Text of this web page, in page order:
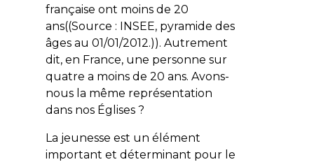
française ont moins de 20
ans((Source : INSEE, pyramide des
âges au 01/01/2012.)). Autrement
dit, en France, une personne sur
quatre a moins de 20 ans. Avons-
nous la même représentation
dans nos Églises ?
La jeunesse est un élément
important et déterminant pour le